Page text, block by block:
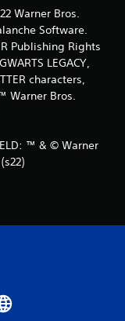
Warner Bros.
Software.
Publishing Rights
LEGACY,
characters,
Warner Bros.
™ & © Warner